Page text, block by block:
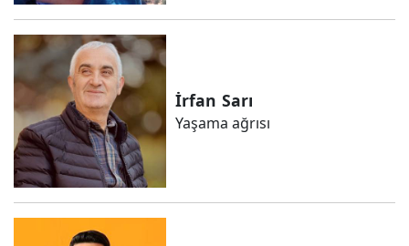
İrfan Sarı
Yaşama ağrısı